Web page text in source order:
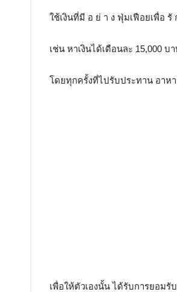
ใช้เงินที่มี อ ย่ า ง ฟุ่มเฟือยเพื่อ
เช่น หาเงินได้เดือนละ 15,000 บ
โดยทุกครั้งที่ไปรับประทาน อาหา
เพื่อให้ตัวเองนั้น ได้รับการยอมรั